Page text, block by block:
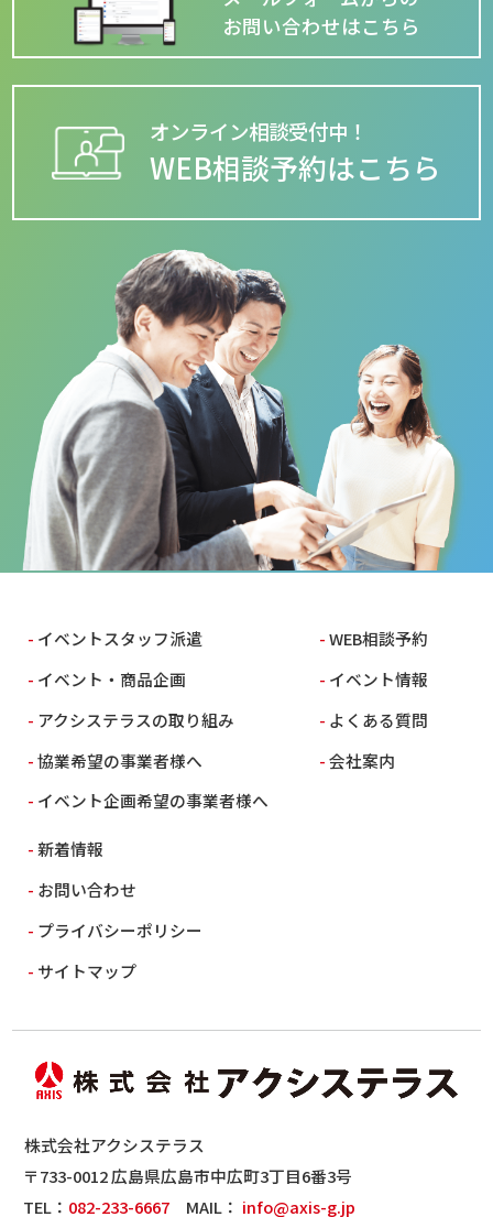
お問い合わせはこちら
オンライン相談受付中！
WEB相談予約はこちら
イベントスタッフ派遣
イベント・商品企画
アクシステラスの取り組み
協業希望の事業者様へ
イベント企画希望の事業者様へ
WEB相談予約
イベント情報
よくある質問
会社案内
新着情報
お問い合わせ
プライバシーポリシー
サイトマップ
株式会社アクシステラス
〒733-0012 広島県広島市中広町3丁目6番3号
TEL： 082-233-6667 MAIL： info@axis-g.jp